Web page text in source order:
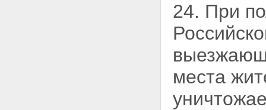
24. При
места